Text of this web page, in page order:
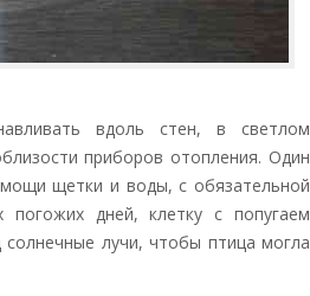
вдоль стен, в светлом
приборов отопления. Один
щетки и воды, с обязательной
погожих дней, клетку с попугаем
лучи, чтобы птица могла